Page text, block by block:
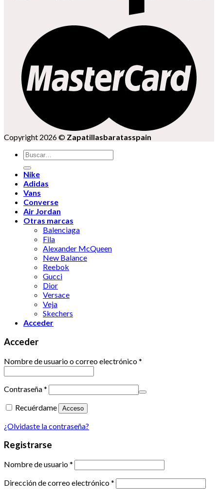
Copyright 2026 © Zapatillasbaratasspain
Buscar
por:
Nike
Adidas
Vans
Converse
Air Jordan
Otras marcas
Balenciaga
Fila
Alexander McQueen
New Balance
Reebok
Gucci
Dior
Versace
Veja
Skechers
Acceder
Acceder
Nombre de usuario o correo electrónico*
Contraseña*
Recuérdame
Acceso
¿Olvidaste la contraseña?
Registrarse
Nombre de usuario*
Dirección de correo electrónico*